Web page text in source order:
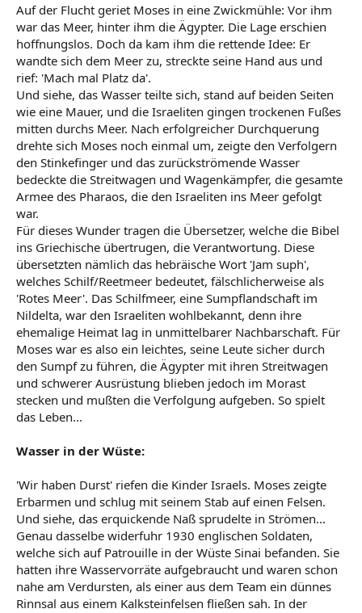
Auf der Flucht geriet Moses in eine Zwickmühle: Vor ihm
war das Meer, hinter ihm die Ägypter. Die Lage erschien
hoffnungslos. Doch da kam ihm die rettende Idee: Er
wandte sich dem Meer zu, streckte seine Hand aus und
rief: 'Mach mal Platz da'.
Und siehe, das Wasser teilte sich, stand auf beiden Seiten
wie eine Mauer, und die Israeliten gingen trockenen Fußes
mitten durchs Meer. Nach erfolgreicher Durchquerung
drehte sich Moses noch einmal um, zeigte den Verfolgern
den Stinkefinger und das zurückströmende Wasser
bedeckte die Streitwagen und Wagenkämpfer, die gesamte
Armee des Pharaos, die den Israeliten ins Meer gefolgt
war.
Für dieses Wunder tragen die Übersetzer, welche die Bibel
ins Griechische übertrugen, die Verantwortung. Diese
übersetzten nämlich das hebräische Wort 'Jam suph',
welches Schilf/Reetmeer bedeutet, fälschlicherweise als
'Rotes Meer'. Das Schilfmeer, eine Sumpflandschaft im
Nildelta, war den Israeliten wohlbekannt, denn ihre
ehemalige Heimat lag in unmittelbarer Nachbarschaft. Für
Moses war es also ein leichtes, seine Leute sicher durch
den Sumpf zu führen, die Ägypter mit ihren Streitwagen
und schwerer Ausrüstung blieben jedoch im Morast
stecken und mußten die Verfolgung aufgeben. So spielt
das Leben...
Wasser in der Wüste:
'Wir haben Durst' riefen die Kinder Israels. Moses zeigte
Erbarmen und schlug mit seinem Stab auf einen Felsen.
Und siehe, das erquickende Naß sprudelte in Strömen...
Genau dasselbe widerfuhr 1930 englischen Soldaten,
welche sich auf Patrouille in der Wüste Sinai befanden. Sie
hatten ihre Wasservorräte aufgebraucht und waren schon
nahe am Verdursten, als einer aus dem Team ein dünnes
Rinnsal aus einem Kalksteinfelsen fließen sah. In der